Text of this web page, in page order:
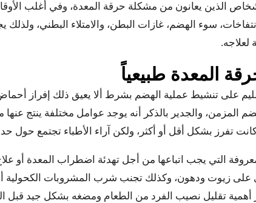
الذين يعانون من مشكلة حرقة المعدة، وفي أغلب
سوء الهضم، غازات البطن، والامتلاء البطني،
لعلاجه.
المعدة طبيعياً
على تنشيط عملية الهضم بشرط ألا يعيق ذلك إفراز
المزمن، والجدير بالذكر أنه يوجد عوامل مختلفة ينتج
تفرز بشكل أقل أو أكثر، ولكن آراء الأطباء تجتمع
التي يجب اتباعها من أجل تهدئة اضطراب المعدة أو
على زيوت ودهون، وكذلك تجنب شرب المشروبات الكحولية أو
أهمية تقليل نصيب الفرد من الطعام ومضغه بشكل جيد قبل